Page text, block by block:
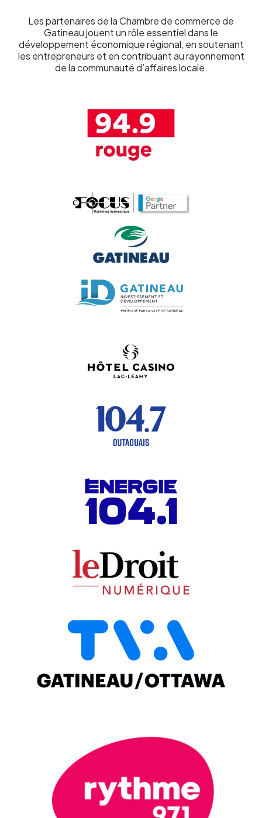
Les partenaires de la Chambre de commerce de
Gatineau jouent un rôle essentiel dans le
développement économique régional, en soutenant
les entrepreneurs et en contribuant au rayonnement
de la communauté d’affaires locale.